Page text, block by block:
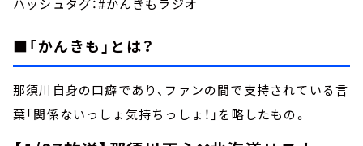
ハッシュタグ：#かんきもラジオ
■「かんきも」とは？
那須川自身の口癖であり、ファンの間で支持されている言
葉「関係ないっしょ気持ちっしょ！」を略したもの。